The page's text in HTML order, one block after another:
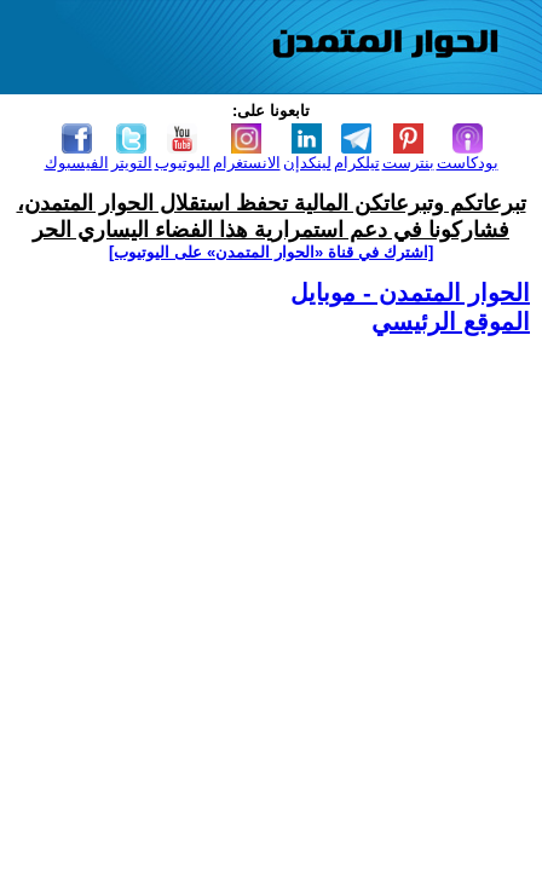
تابعونا على:
الفيسبوك التويتر اليوتيوب الانستغرام لينكدإن تيلكرامبنترست بودكاست
تبرعاتكم وتبرعاتكن المالية تحفظ استقلال الحوار المتمدن،
فشاركونا في دعم استمرارية هذا الفضاء اليساري الحر
[اشترك في قناة ‫«الحوار المتمدن» على اليوتيوب]
الحوار المتمدن - موبايل
الموقع الرئيسي